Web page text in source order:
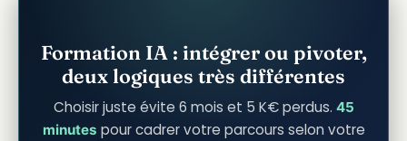
Formation IA : intégrer ou pivoter,
deux logiques très différentes
Choisir juste évite 6 mois et 5 K€ perdus. 45
minutes pour cadrer votre parcours selon votre